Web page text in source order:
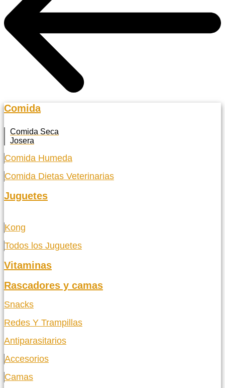
Comida
Comida Seca
Josera
Comida Humeda
Comida Dietas Veterinarias
Juguetes
Kong
Todos los Juguetes
Vitaminas
Rascadores y camas
Snacks
Redes Y Trampillas
Antiparasitarios
Accesorios
Camas